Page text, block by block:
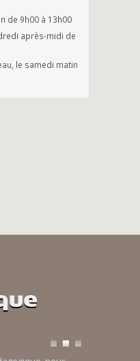
de 9h00 à 13h00
après-midi de
le samedi matin